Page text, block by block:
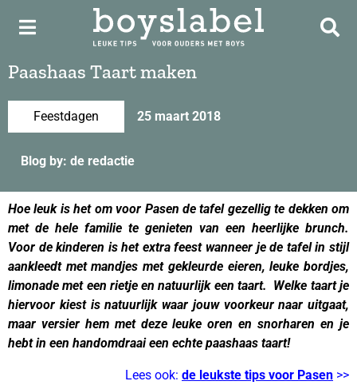
Paashaas Taart maken
Feestdagen 25 maart 2018
Blog by: de redactie
Hoe leuk is het om voor Pasen de tafel gezellig te dekken om
met de hele familie te genieten van een heerlijke brunch.
Voor de kinderen is het extra feest wanneer je de tafel in stijl
aankleedt met mandjes met gekleurde eieren, leuke bordjes,
limonade met een rietje en natuurlijk een taart. Welke taart je
hiervoor kiest is natuurlijk waar jouw voorkeur naar uitgaat,
maar versier hem met deze leuke oren en snorharen en je
hebt in een handomdraai een echte paashaas taart!
Lees ook: de leukste tips voor Pasen >>